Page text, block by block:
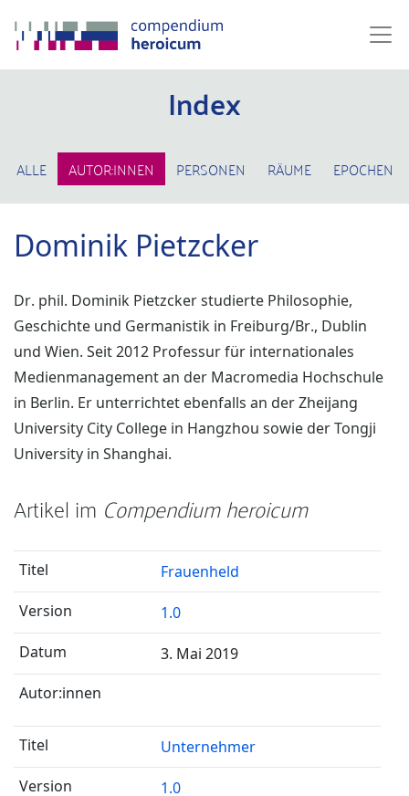
Index
ALLE AUTOR:INNEN PERSONEN RÄUME EPOCHEN
Dominik Pietzcker
Dr. phil. Dominik Pietzcker studierte Philosophie,
Geschichte und Germanistik in Freiburg/Br., Dublin
und Wien. Seit 2012 Professur für internationales
Medienmanagement an der Macromedia Hochschule
in Berlin. Er unterrichtet ebenfalls an der Zheijang
University City College in Hangzhou sowie der Tongji
University in Shanghai.
Artikel im Compendium heroicum
Frauenheld
1.0
3. Mai 2019
Unternehmer
1.0